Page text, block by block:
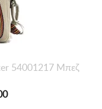
54001217 Μπεζ